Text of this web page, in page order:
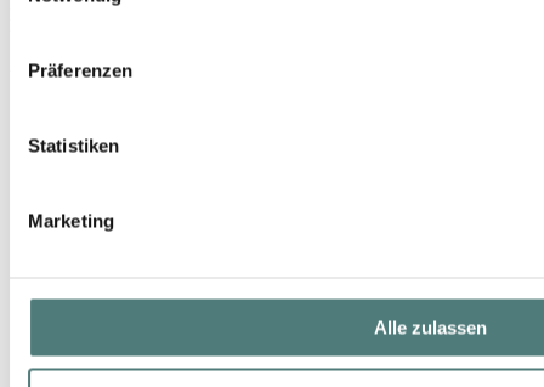
Präferenzen
Statistiken
Marketing
Alle zulassen
Rosen Bad Sonderedition
UVP 17,50 €
100 ml (16,19 € / 100 ml)